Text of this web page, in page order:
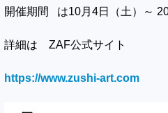
開催期間 は10月4日（土）～
詳細は ZAF公式サイト
https://www.zushi-art.com